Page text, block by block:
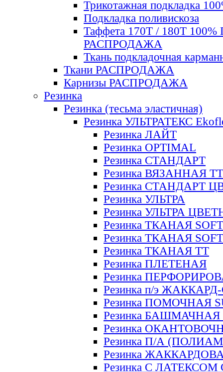
Трикотажная подкладка
Подкладка поливискоза
Таффета 170Т / 180Т 100%
РАСПРОДАЖА
Ткань подкладочная
Ткани РАСПРОДАЖА
Карнизы РАСПРОДАЖА
Резинка
Резинка (тесьма эластичная)
Резинка УЛЬТРАТЕКС
Резинка ЛАЙТ
Резинка OPTIMAL
Резинка СТАНДАРТ
Резинка ВЯЗАННАЯ ТТ
Резинка СТАНДАРТ
Резинка УЛЬТРА
Резинка УЛЬТРА
Резинка ТКАНАЯ SOFT
Резинка ТКАНАЯ
Резинка ТКАНАЯ ТТ
Резинка ПЛЕТЕНАЯ
Резинка
Резинка п/э
Резинка ПОМОЧНАЯ
Резинка БАШМАЧНАЯ
Резинка
Резинка П/А
Резинка
Резинка С ЛАТЕКСОМ